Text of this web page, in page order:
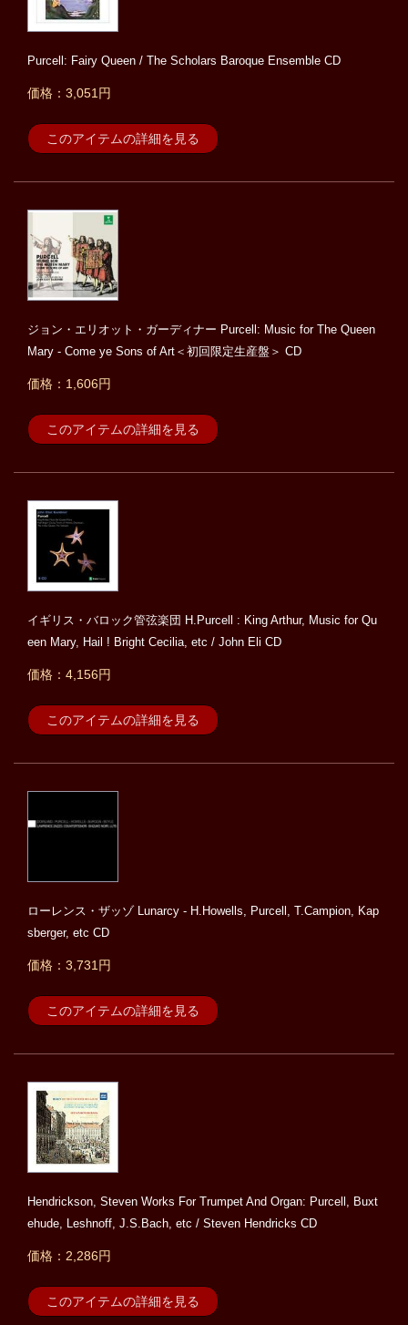
Purcell: Fairy Queen / The Scholars Baroque Ensemble CD
価格：3,051円
このアイテムの詳細を見る
ジョン・エリオット・ガーディナー Purcell: Music for The Queen
Mary - Come ye Sons of Art＜初回限定生産盤＞ CD
価格：1,606円
このアイテムの詳細を見る
イギリス・バロック管弦楽団 H.Purcell : King Arthur, Music for Qu
een Mary, Hail ! Bright Cecilia, etc / John Eli CD
価格：4,156円
このアイテムの詳細を見る
ローレンス・ザッゾ Lunarcy - H.Howells, Purcell, T.Campion, Kap
sberger, etc CD
価格：3,731円
このアイテムの詳細を見る
Hendrickson, Steven Works For Trumpet And Organ: Purcell, Buxt
ehude, Leshnoff, J.S.Bach, etc / Steven Hendricks CD
価格：2,286円
このアイテムの詳細を見る